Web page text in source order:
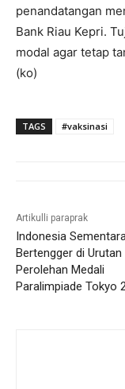
penandatangan
Bank Riau Kepri.
modal agar tetap
(ko)
TAGS #vaksinasi
Artikulli paraprak
Indonesia
Bertengger di Urutan
Perolehan Medali
Paralimpiade Tokyo